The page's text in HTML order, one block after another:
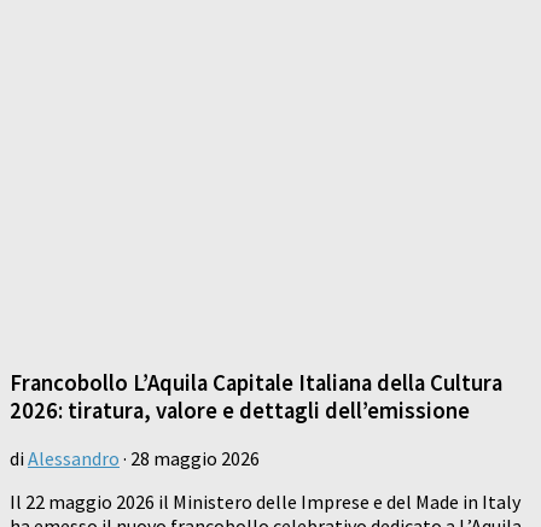
Francobollo L’Aquila Capitale Italiana della Cultura
2026: tiratura, valore e dettagli dell’emissione
di Alessandro · 28 maggio 2026
Il 22 maggio 2026 il Ministero delle Imprese e del Made in Italy